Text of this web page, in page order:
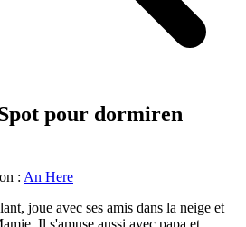
pour dormiren
: An Here
joue avec ses amis dans la neige et
Il s'amuse aussi avec papa et